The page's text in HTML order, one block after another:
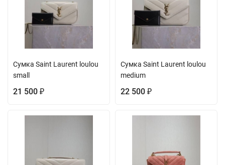
Сумка Saint Laurent loulou
small
21 500 ₽
Сумка Saint Laurent loulou
medium
22 500 ₽